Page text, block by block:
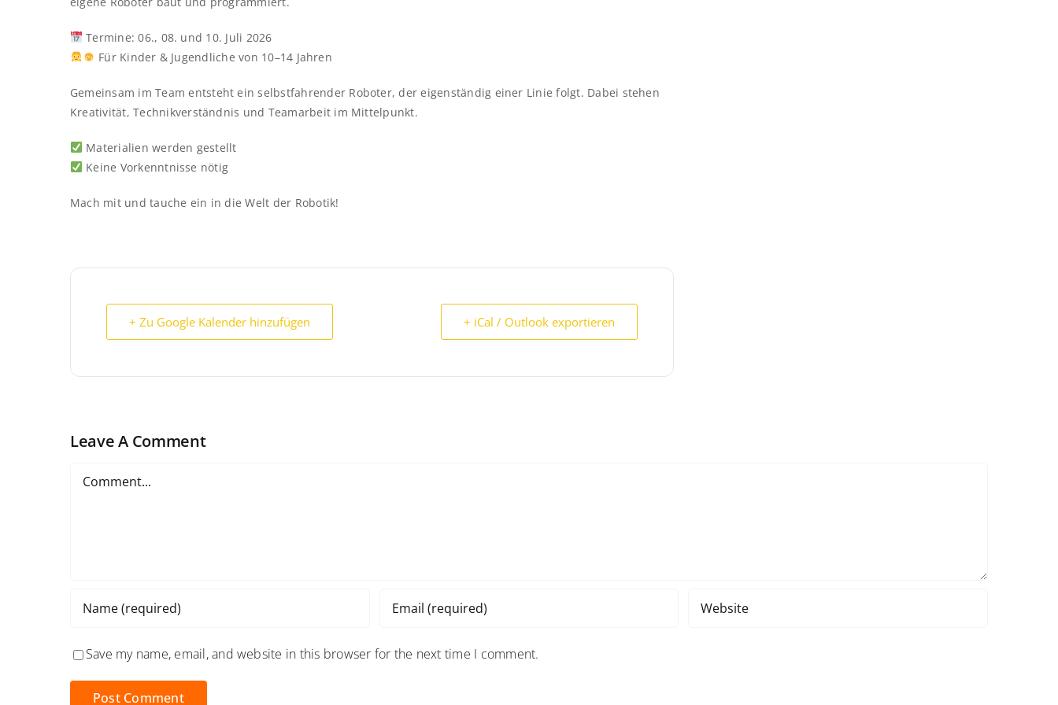
Termine: 06., 08. und 10. Juli 2026
Für Kinder & Jugendliche von 10–14 Jahren
Gemeinsam im Team entsteht ein selbstfahrender Roboter, der eigenständig einer Linie folgt. Dabei stehen
Kreativität, Technikverständnis und Teamarbeit im Mittelpunkt.
Materialien werden gestellt
Keine Vorkenntnisse nötig
Mach mit und tauche ein in die Welt der Robotik!
+ Zu Google Kalender hinzufügen + iCal / Outlook exportieren
Leave A Comment
Save my name, email, and website in this browser for the next time I comment.